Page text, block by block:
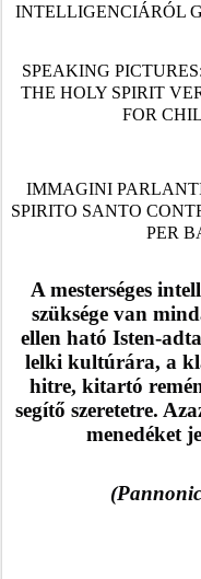
INTELLIGENCIÁRÓL
SPEAKING
THE HOLY SPIRIT
FOR
IMMAGINI
SPIRITO SANTO
PER
A mesterséges
szüksége van
ellen ható Isten-
lelki kultúrára, a
hitre, kitartó
segítő szeretetre.
menedéket